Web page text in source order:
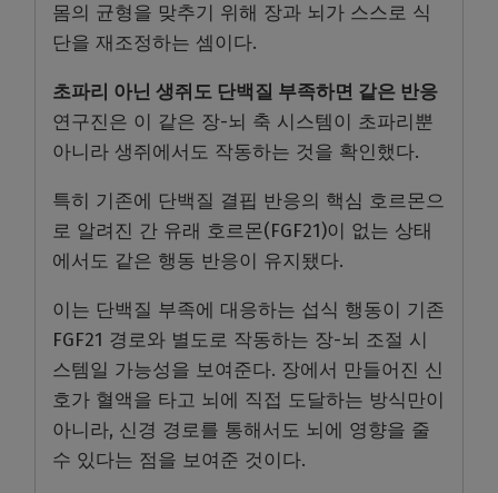
몸의 균형을 맞추기 위해 장과 뇌가 스스로 식
단을 재조정하는 셈이다.
초파리 아닌 생쥐도 단백질 부족하면 같은 반응
연구진은 이 같은 장-뇌 축 시스템이 초파리뿐
아니라 생쥐에서도 작동하는 것을 확인했다.
특히 기존에 단백질 결핍 반응의 핵심 호르몬으
로 알려진 간 유래 호르몬(FGF21)이 없는 상태
에서도 같은 행동 반응이 유지됐다.
이는 단백질 부족에 대응하는 섭식 행동이 기존
FGF21 경로와 별도로 작동하는 장-뇌 조절 시
스템일 가능성을 보여준다. 장에서 만들어진 신
호가 혈액을 타고 뇌에 직접 도달하는 방식만이
아니라, 신경 경로를 통해서도 뇌에 영향을 줄
수 있다는 점을 보여준 것이다.